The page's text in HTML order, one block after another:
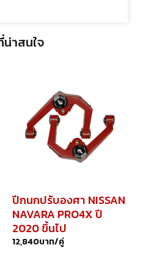
าสนใจ
ปีกนกปรับองศา NISSAN
NAVARA PRO4X ปี
2020 ขึ้นไป
12,840บาท/คู่